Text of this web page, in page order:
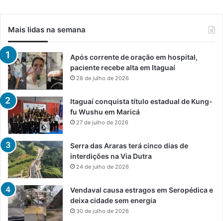
Mais lidas na semana
Após corrente de oração em hospital,
paciente recebe alta em Itaguaí
28 de julho de 2026
Itaguaí conquista título estadual de Kung-
fu Wushu em Maricá
27 de julho de 2026
Serra das Araras terá cinco dias de
interdições na Via Dutra
24 de julho de 2026
Vendaval causa estragos em Seropédica e
deixa cidade sem energia
30 de julho de 2026